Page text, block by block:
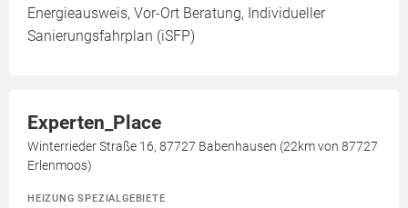
Energieausweis, Vor-Ort Beratung, Individueller
Sanierungsfahrplan (iSFP)
Experten_Place
Winterrieder Straße 16, 87727 Babenhausen (22km von 87727
Erlenmoos)
HEIZUNG SPEZIALGEBIETE